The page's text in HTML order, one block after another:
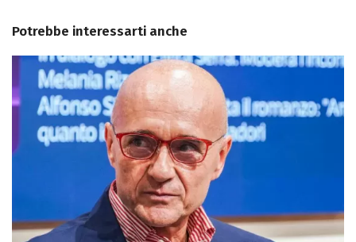
Potrebbe interessarti anche